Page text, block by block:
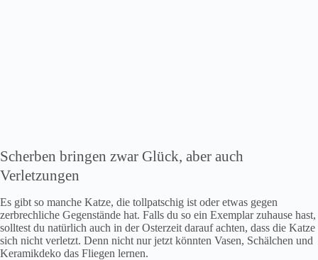
Scherben bringen zwar Glück, aber auch
Verletzungen
Es gibt so manche Katze, die tollpatschig ist oder etwas gegen
zerbrechliche Gegenstände hat. Falls du so ein Exemplar zuhause hast,
solltest du natürlich auch in der Osterzeit darauf achten, dass die Katze
sich nicht verletzt. Denn nicht nur jetzt könnten Vasen, Schälchen und
Keramikdeko das Fliegen lernen.